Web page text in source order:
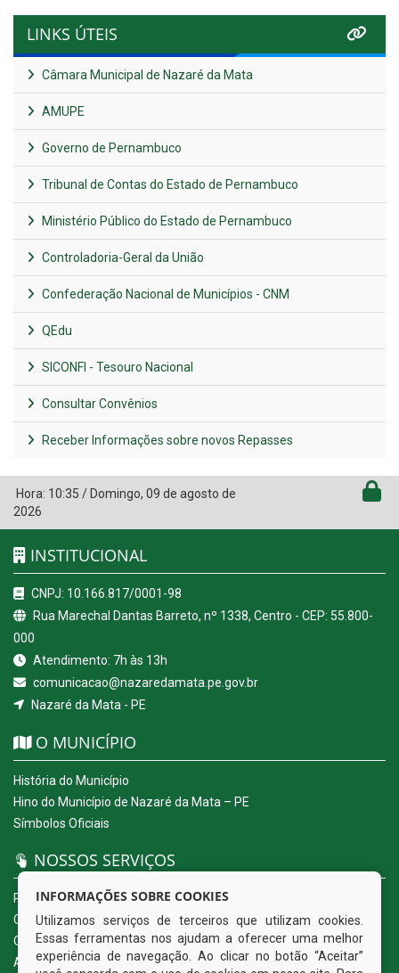
LINKS ÚTEIS
Câmara Municipal de Nazaré da Mata
AMUPE
Governo de Pernambuco
Tribunal de Contas do Estado de Pernambuco
Ministério Público do Estado de Pernambuco
Controladoria-Geral da União
Confederação Nacional de Municípios - CNM
QEdu
SICONFI - Tesouro Nacional
Consultar Convênios
Receber Informações sobre novos Repasses
Hora: 10:35 / Domingo, 09 de agosto de
2026
INSTITUCIONAL
CNPJ: 10.166.817/0001-98
Rua Marechal Dantas Barreto, nº 1338, Centro - CEP: 55.800-
000
Atendimento: 7h às 13h
comunicacao@nazaredamata.pe.gov.br
Nazaré da Mata - PE
O MUNICÍPIO
História do Município
Hino do Município de Nazaré da Mata – PE
Símbolos Oficiais
NOSSOS SERVIÇOS
Portal da Transparência
Carta de Serviços ao Usuário
Ouvidoria Eletrônica
Acesso a Informação (eSIC)
INFORMAÇÕES SOBRE COOKIES
Utilizamos serviços de terceiros que utilizam cookies.
Essas ferramentas nos ajudam a oferecer uma melhor
experiência de navegação. Ao clicar no botão “Aceitar”